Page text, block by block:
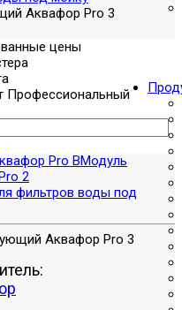
Аквафор Pro 3
цены
Профессиональный
Pro BМодуль
2
фильтров воды под